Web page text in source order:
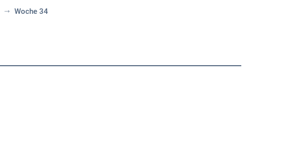
Woche 34